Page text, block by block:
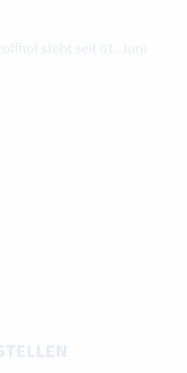
steht seit 01. Juni